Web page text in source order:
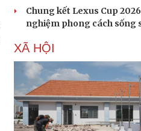
Chung kết Lexus Cup
nghiệm phong cách sống
XÃ HỘI